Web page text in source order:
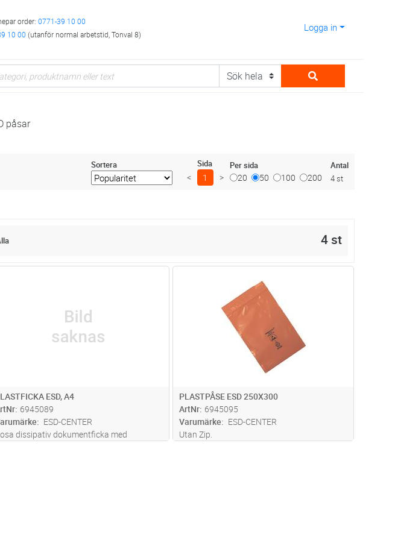
order: 0771-39 10 00
10 00 (utanför normal arbetstid, Tonval 8)
Logga in
påsar
Sortera Sida
< 1 >
Per sida
20 50 100 200
Antal
4 st
4 st
ESD, A4
6945089
ESD-CENTER
dissipativ dokumentficka med
Lägg i kundvagn
PLASTPÅSE ESD 250X300
ArtNr 6945095
Varumärke
ESD-CENTER
Utan Zip.